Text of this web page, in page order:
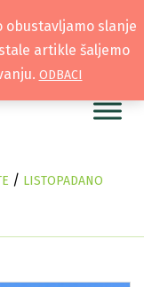
/ LISTOPADANO
slanje
artikle šaljemo
ODBACI